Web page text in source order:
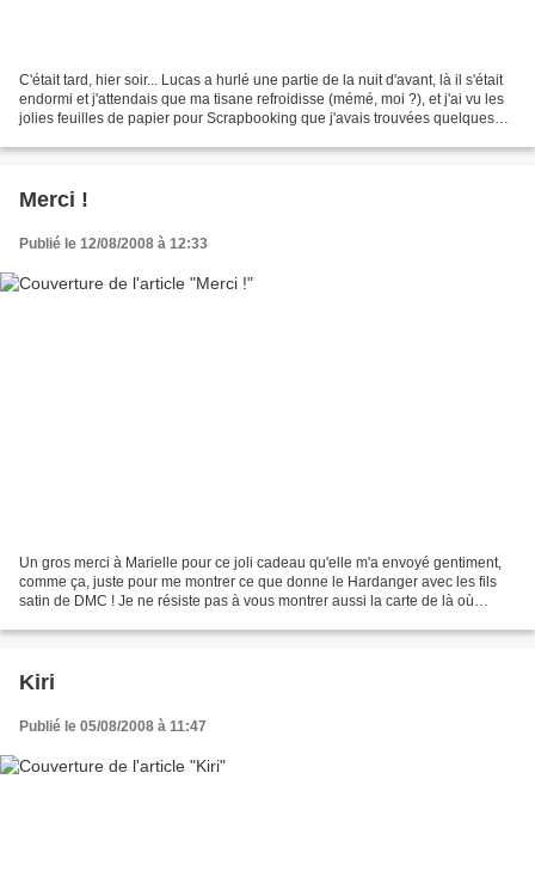
C'était tard, hier soir... Lucas a hurlé une partie de la nuit d'avant, là il s'était
endormi et j'attendais que ma tisane refroidisse (mémé, moi ?), et j'ai vu les
jolies feuilles de papier pour Scrapbooking que j'avais trouvées quelques
Merci !
Publié le 12/08/2008 à 12:33
Un gros merci à Marielle pour ce joli cadeau qu'elle m'a envoyé gentiment,
comme ça, juste pour me montrer ce que donne le Hardanger avec les fils
satin de DMC ! Je ne résiste pas à vous montrer aussi la carte de là où
Kiri
Publié le 05/08/2008 à 11:47